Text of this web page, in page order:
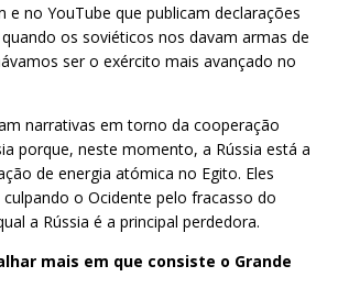
e no YouTube que publicam declarações
os soviéticos nos davam armas de
ser o exército mais avançado no
narrativas em torno da cooperação
porque, neste momento, a Rússia está a
de energia atómica no Egito. Eles
o Ocidente pelo fracasso do
a Rússia é a principal perdedora.
mais em que consiste o Grande